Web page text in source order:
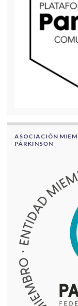
ASOCIACIÓN
PÁRKINSON